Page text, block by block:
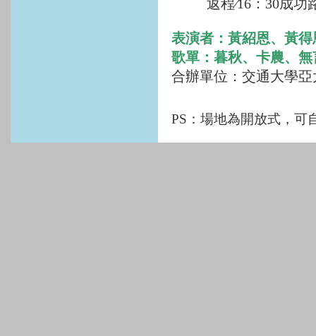
返程∕16：30成功
表演者：黃紹恩、黃
歌單：暮秋、卡農、
合辦單位：交通大學亞
PS：場地為開放式，可